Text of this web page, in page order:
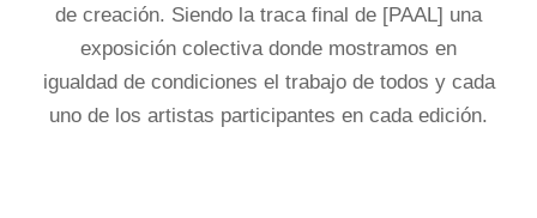
de creación. Siendo la traca final de [PAAL] una
exposición colectiva donde mostramos en
igualdad de condiciones el trabajo de todos y cada
uno de los artistas participantes en cada edición.